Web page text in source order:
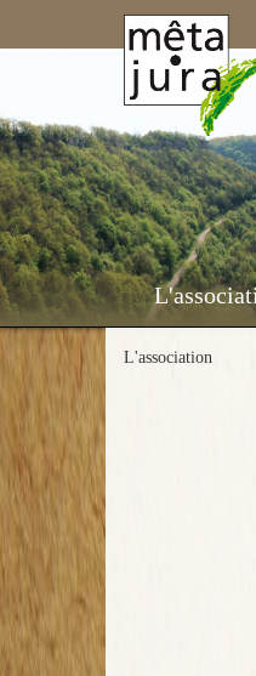
Mêta-
Jura
Mêta-
Jura
L'association